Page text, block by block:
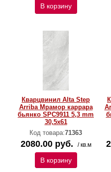
В корзину
Кварцвинил Alta Step
Arriba Мрамор каррара
бьянко SPC9911 5,3 mm
30,5х61
Код товара:71363
2080.00 руб. / кв.м
В корзину